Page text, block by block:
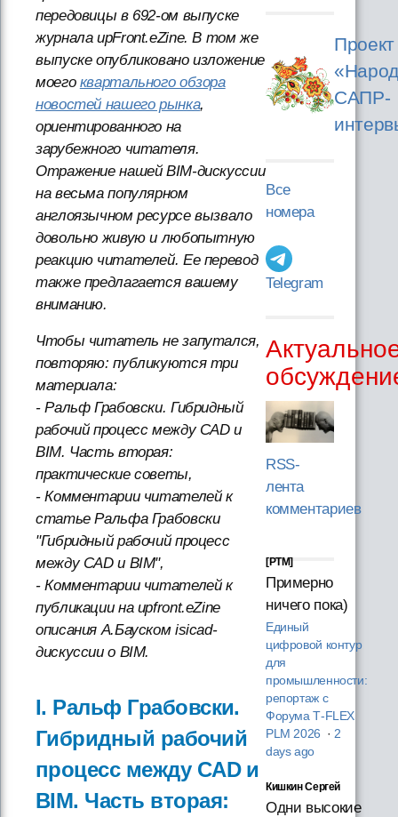
передовицы в 692-ом выпуске
журнала upFront.eZine. В том же
выпуске опубликовано изложение
моего квартального обзора
новостей нашего рынка,
ориентированного на
зарубежного читателя.
Отражение нашей BIM-дискуссии
на весьма популярном
англоязычном ресурсе вызвало
довольно живую и любопытную
реакцию читателей. Ее перевод
также предлагается вашему
вниманию.
Чтобы читатель не запутался,
повторяю: публикуются три
материала:
- Ральф Грабовски. Гибридный
рабочий процесс между CAD и
BIM. Часть вторая:
практические советы,
- Комментарии читателей к
статье Ральфа Грабовски
"Гибридный рабочий процесс
между CAD и BIM",
- Комментарии читателей к
публикации на upfront.eZine
описания А.Бауском isicad-
дискусcии о BIM.
I. Ральф Грабовски.
Гибридный рабочий
процесс между CAD и
BIM. Часть вторая:
Проект
САПР-
Все
номера
Telegram
RSS-
лента
комментариев
[PTM]
Примерно
ничего пока)
Единый
цифровой контур
для
промышленности:
репортаж с
Форума T‑FLEX
PLM 2026 ·2
days ago
Кишкин Сергей
Одни высокие